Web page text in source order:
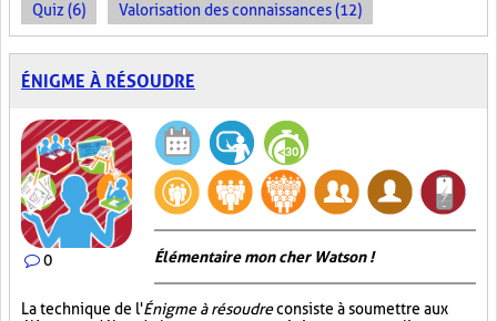
Quiz (6) Valorisation des connaissances (12)
ÉNIGME À RÉSOUDRE
0 Élémentaire mon cher Watson !
La technique de l'Énigme à résoudreconsiste à soumettre aux